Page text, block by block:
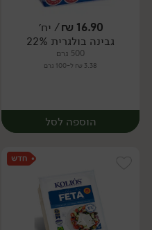
יח׳
16.90
₪/ יח׳
גבינה בולגרית 22%
500 גרם
3.38 ₪ ל-100 גרם
הוספה לסל